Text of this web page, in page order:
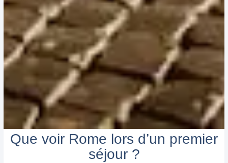
Que voir Rome lors d’un premier
séjour ?